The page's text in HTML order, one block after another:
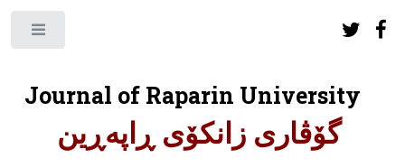
Journal of Raparin University
گۆڤاری زانکۆی ڕاپەڕین